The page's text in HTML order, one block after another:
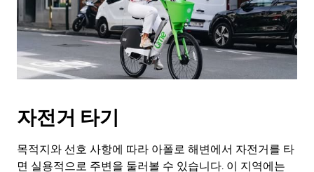
자전거 타기
목적지와 선호 사항에 따라 아폴로 해변에서 자전거를 타
면 실용적으로 주변을 둘러볼 수 있습니다. 이 지역에는